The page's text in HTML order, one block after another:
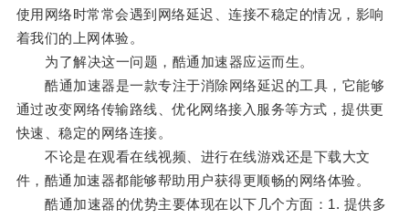
使用网络时常常会遇到网络延迟、连接不稳定的情况，影响
着我们的上网体验。
为了解决这一问题，酷通加速器应运而生。
酷通加速器是一款专注于消除网络延迟的工具，它能够
通过改变网络传输路线、优化网络接入服务等方式，提供更
快速、稳定的网络连接。
不论是在观看在线视频、进行在线游戏还是下载大文
件，酷通加速器都能够帮助用户获得更顺畅的网络体验。
酷通加速器的优势主要体现在以下几个方面：1. 提供多